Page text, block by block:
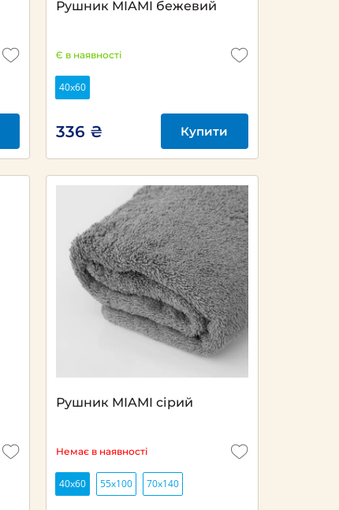
Рушник MIAMI бежевий
Є в наявності
40х60
336 ₴ Купити
Рушник MIAMI сірий
Немає в наявності
40х60 55x100 70x140